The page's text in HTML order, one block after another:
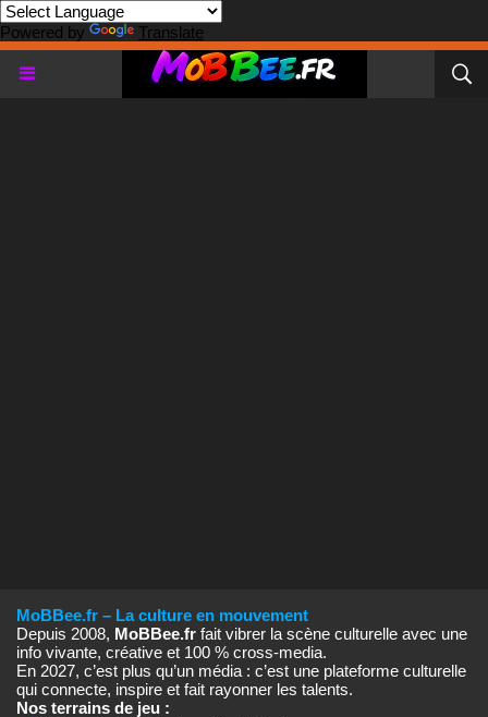
Powered by Translate
MoBBee.fr – La culture en mouvement
Depuis 2008, MoBBee.fr fait vibrer la scène culturelle avec une
info vivante, créative et 100 % cross‑media.
En 2027, c’est plus qu’un média : c’est une plateforme culturelle
qui connecte, inspire et fait rayonner les talents.
Nos terrains de jeu :